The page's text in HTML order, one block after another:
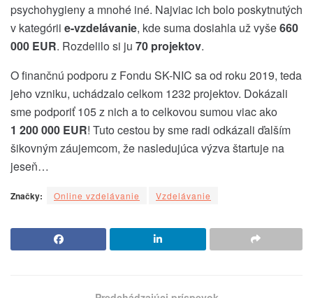
psychohygieny a mnohé iné. Najviac ich bolo poskytnutých
v kategórii e-vzdelávanie, kde suma dosiahla už vyše660
000 EUR. Rozdelilo si ju 70 projektov.
O finančnú podporu z Fondu SK-NIC sa od roku 2019, teda
jeho vzniku, uchádzalo celkom 1232 projektov. Dokázali
sme podporiť 105 z nich a to celkovou sumou viac ako
1 200 000 EUR! Tuto cestou by sme radi odkázali ďalším
šikovným záujemcom, že nasledujúca výzva štartuje na
jeseň…
Značky: Online vzdelávanie Vzdelávanie